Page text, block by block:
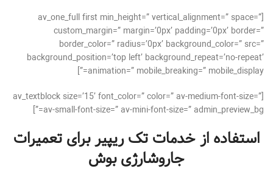
[av_one_full first min_height=” vertical_alignment=” space=”
custom_margin=” margin=’0px’ padding=’0px’ border=”
border_color=” radius=’0px’ background_color=” src=”
background_position=’top left’ background_repeat=’no-repeat’
animation=” mobile_breaking=” mobile_display=”]
[av_textblock size=’15’ font_color=” color=” av-medium-font-size=”
av-small-font-size=” av-mini-font-size=” admin_preview_bg=”]
استفاده از خدمات تک ریپیر برای تعمیرات
جاروشارژی بوش